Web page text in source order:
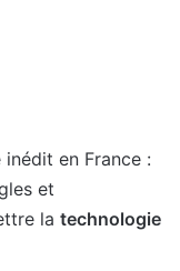
en France :
et
la technologie